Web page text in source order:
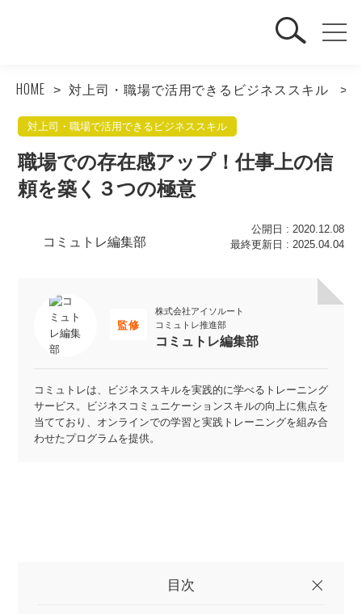
HOME 対上司・職場で活用できるビジネススキル
対上司・職場で活用できるビジネススキル
職場での存在感アップ！仕事上の信
頼を築く３つの極意
コミュトレ編集部
公開日 : 2020.12.08
最終更新日 : 2025.04.04
監修
株式会社アイソルート
コミュトレ推進部
コミュトレ編集部
コミュトレは、ビジネススキルを実践的に学べるトレーニング
サービス。ビジネスコミュニケーションスキルの向上に焦点を
当てており、オンラインでの学習と実践トレーニングを組み合
わせたプログラムを提供。
目次